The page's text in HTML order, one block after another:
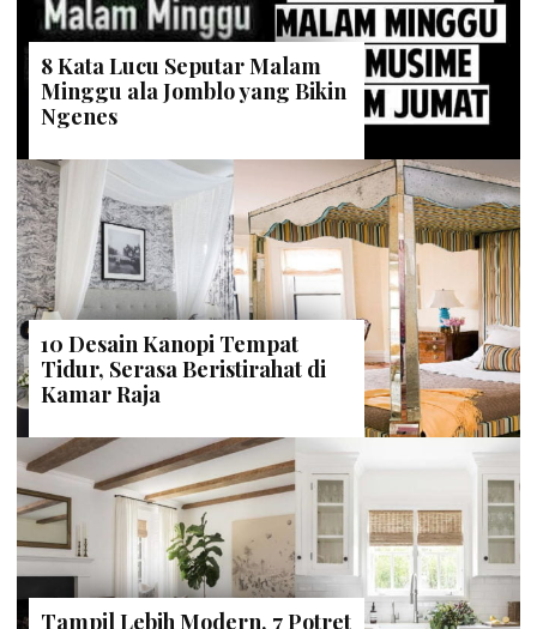
8 Kata Lucu Seputar Malam
Minggu ala Jomblo yang Bikin
Ngenes
10 Desain Kanopi Tempat
Tidur, Serasa Beristirahat di
Kamar Raja
Tampil Lebih Modern, 7 Potret